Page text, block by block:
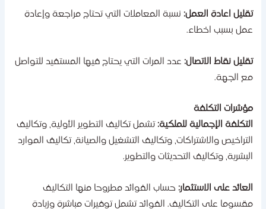
اعادة العمل:نسبة المعاملات التي تحتاج مراجعة وإعادة
بسبب اخطاء.
نقاط الاتصال:عدد المرات التي يحتاج فيها المستفيد للتواصل
الجهة.
التكلفة
الإجمالية للملكية:تشمل تكاليف التطوير الأولية، وتكاليف
والاشتراكات، وتكاليف التشغيل والصيانة، تكاليف الموارد
وتكاليف التحديثات والتطوير.
على الاستثمار:حساب الفوائد مطروحا منها التكاليف
على التكاليف. الفوائد تشمل توفيرات مباشرة وزيادة